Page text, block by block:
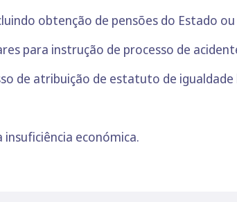
obtenção de pensões do Estado
para instrução de processo de
de atribuição de estatuto de igualdade
económica.